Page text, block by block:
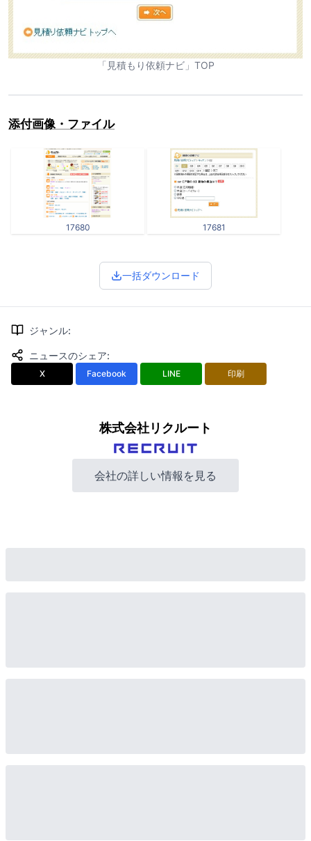
「見積もり依頼ナビ」TOP
添付画像・ファイル
17680 17681
一括ダウンロード
ジャンル:
ニュースのシェア:
X Facebook LINE 印刷
株式会社リクルート
会社の詳しい情報を見る